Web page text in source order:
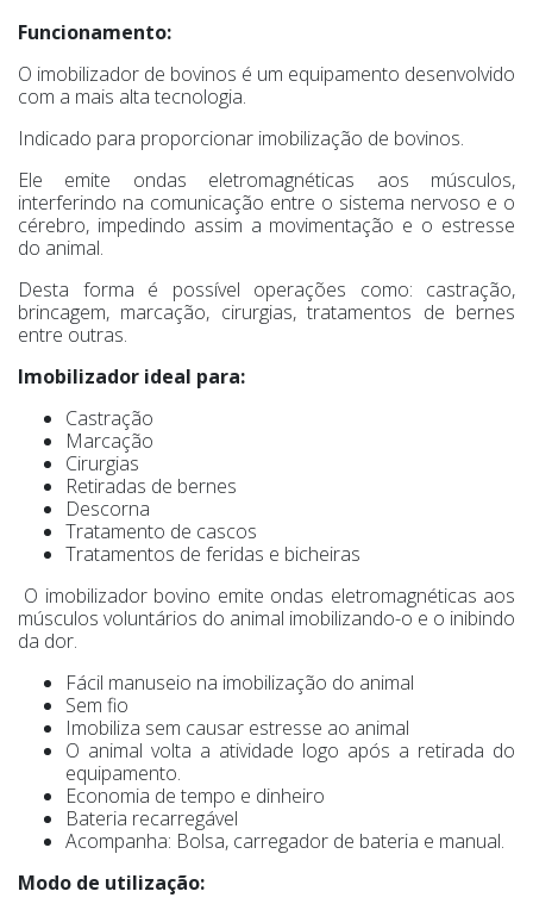
Funcionamento:
O imobilizador de bovinos é um equipamento desenvolvido
com a mais alta tecnologia.
Indicado para proporcionar imobilização de bovinos.
Ele emite ondas eletromagnéticas aos músculos,
interferindo na comunicação entre o sistema nervoso e o
cérebro, impedindo assim a movimentação e o estresse
do animal.
Desta forma é possível operações como: castração,
brincagem, marcação, cirurgias, tratamentos de bernes
entre outras.
Imobilizador ideal para:
Castração
Marcação
Cirurgias
Retiradas de bernes
Descorna
Tratamento de cascos
Tratamentos de feridas e bicheiras
O imobilizador bovino emite ondas eletromagnéticas aos
músculos voluntários do animal imobilizando-o e o inibindo
da dor.
Fácil manuseio na imobilização do animal
Sem fio
Imobiliza sem causar estresse ao animal
O animal volta a atividade logo após a retirada do
equipamento.
Economia de tempo e dinheiro
Bateria recarregável
Acompanha: Bolsa, carregador de bateria e manual.
Modo de utilização: